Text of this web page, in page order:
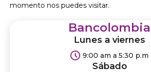
momento nos puedes visitar.
Bancolombia
Lunes a viernes
9:00 am a 5:30 p.m
Sábado